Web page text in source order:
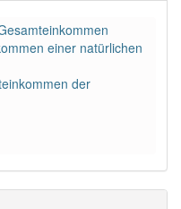
aber mit
den Artikel
einer natürlichen
der